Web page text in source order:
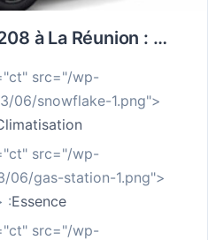
Louer une Peugeot 208 à La Réunion : La citadine connectée pour un séjour 100 % Carré
src="/wp-
06/snowflake-1.png">
src="/wp-
06/gas-station-1.png">
:Essence
src="/wp-